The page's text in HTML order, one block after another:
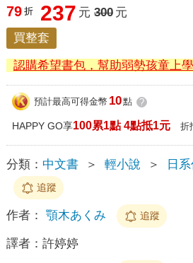
79 折 237 元 300 元
買整套
認購希望書包，幫助弱勢孩童上學
預計最高可得金幣 10點 ?
HAPPY GO享100累1點 4點抵1元 折
分類： 中文書 ＞ 輕小說 ＞ 日
追蹤
作者： 顎木あくみ 追蹤
譯者： 許婷婷